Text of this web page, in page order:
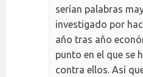
serían palabras
investigado por
año tras año
punto en el que se
contra ellos. Así